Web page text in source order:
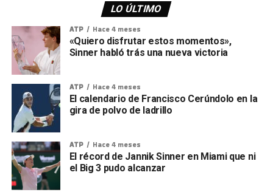
LO ÚLTIMO
ATP Hace 4 meses
«Quiero disfrutar estos momentos»,
Sinner habló trás una nueva victoria
ATP Hace 4 meses
El calendario de Francisco Cerúndolo en la
gira de polvo de ladrillo
ATP Hace 4 meses
El récord de Jannik Sinner en Miami que ni
el Big 3 pudo alcanzar